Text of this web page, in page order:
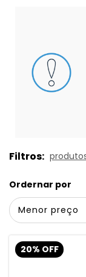
Filtros:
Ordernar por
20% OFF